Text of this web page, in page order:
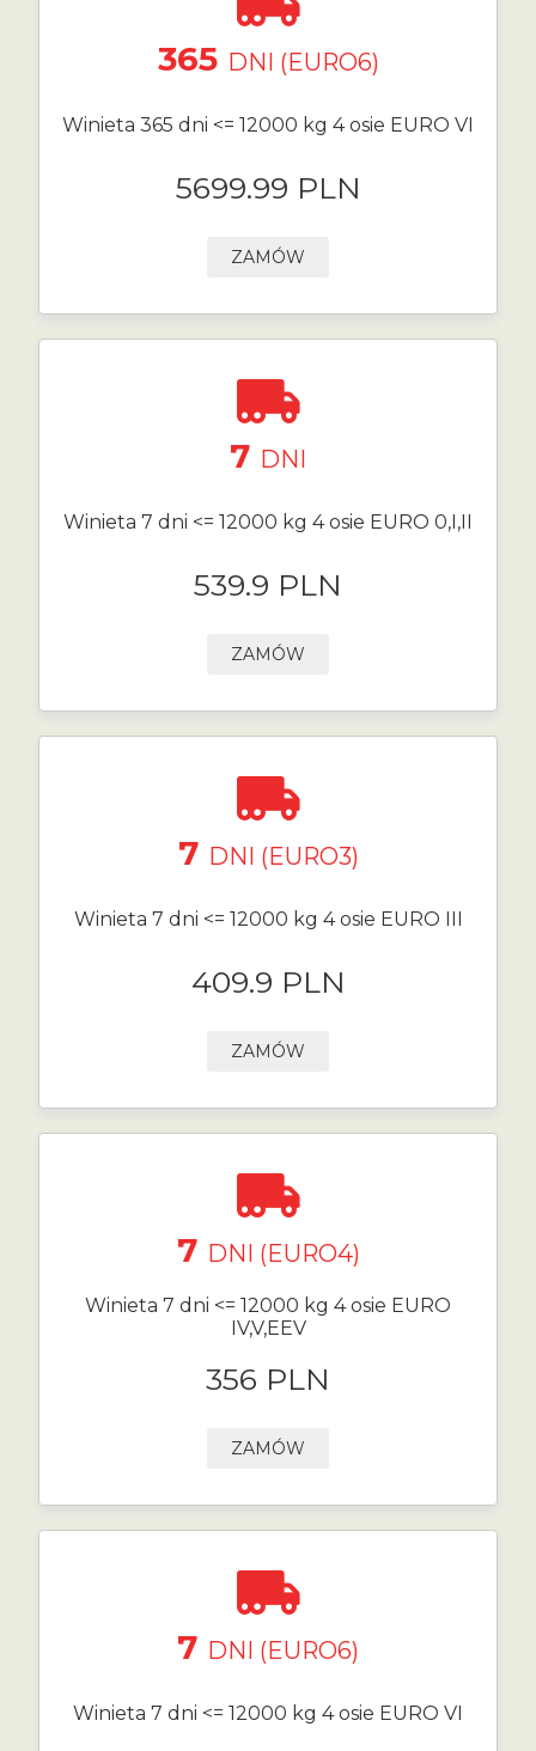
365 DNI (EURO6)
Winieta 365 dni <= 12000 kg 4 osie EURO VI
5699.99 PLN
ZAMÓW
7 DNI
Winieta 7 dni <= 12000 kg 4 osie EURO 0,I,II
539.9 PLN
ZAMÓW
7 DNI (EURO3)
Winieta 7 dni <= 12000 kg 4 osie EURO III
409.9 PLN
ZAMÓW
7 DNI (EURO4)
Winieta 7 dni <= 12000 kg 4 osie EURO
IV,V,EEV
356 PLN
ZAMÓW
7 DNI (EURO6)
Winieta 7 dni <= 12000 kg 4 osie EURO VI